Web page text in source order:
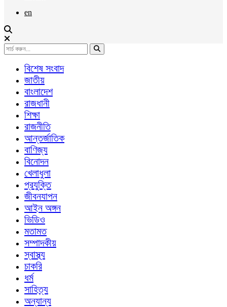
en
বিশেষ সংবাদ
জাতীয়
বাংলাদেশ
রাজধানী
শিক্ষা
রাজনীতি
আন্তর্জাতিক
বাণিজ্য
বিনোদন
খেলাধুলা
প্রযুক্তি
জীবনযাপন
আইন অঙ্গন
ভিডিও
মতামত
সম্পাদকীয়
স্বাস্থ্য
চাকরি
ধর্ম
সাহিত্য
অন্যান্য